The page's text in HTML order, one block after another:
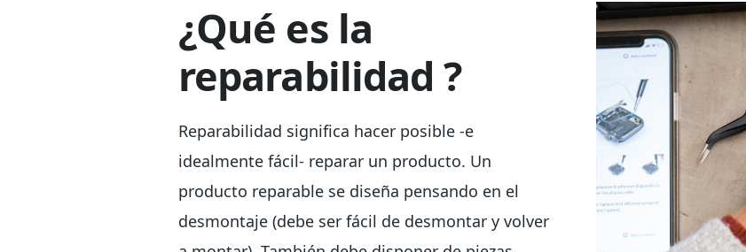
¿Qué es la
reparabilidad ?
Reparabilidad significa hacer posible -e
idealmente fácil- reparar un producto. Un
producto reparable se diseña pensando en el
desmontaje (debe ser fácil de desmontar y volver